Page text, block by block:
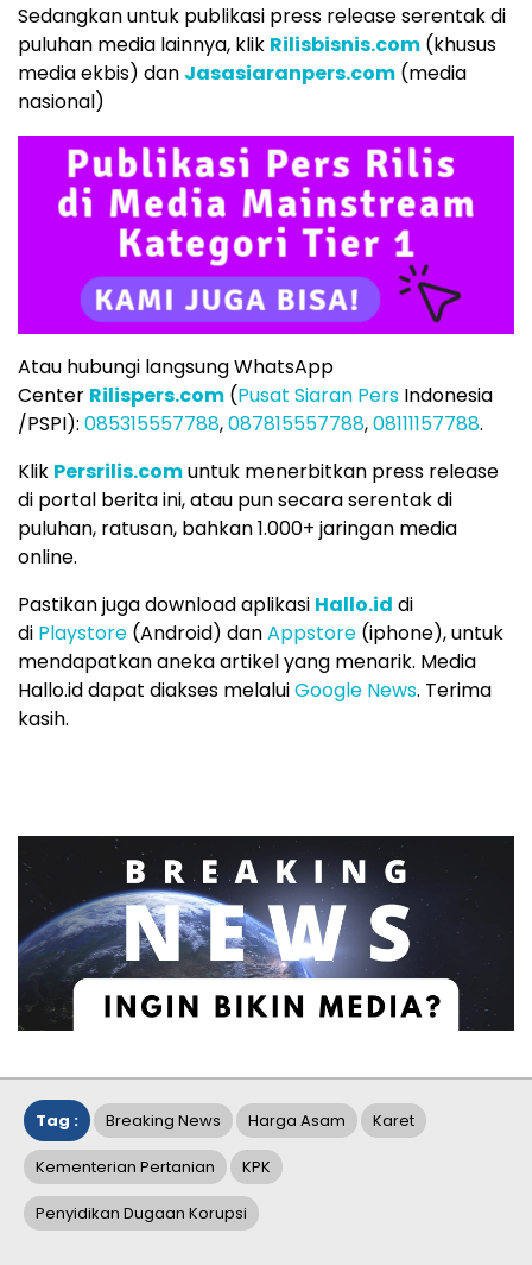
Sedangkan untuk publikasi press release serentak di
puluhan media lainnya, klik Rilisbisnis.com (khusus
media ekbis) dan Jasasiaranpers.com (media
nasional)
Atau hubungi langsung WhatsApp
Center Rilispers.com (Pusat Siaran Pers Indonesia
/PSPI): 085315557788,087815557788,08111157788.
Klik Persrilis.comuntuk menerbitkan press release
di portal berita ini, atau pun secara serentak di
puluhan, ratusan, bahkan 1.000+ jaringan media
online.
Pastikan juga download aplikasi Hallo.id di
di Playstore (Android) danAppstore (iphone), untuk
mendapatkan aneka artikel yang menarik. Media
Hallo.id dapat diakses melaluiGoogle News. Terima
kasih.
Tag : Breaking News Harga Asam Karet
Kementerian Pertanian KPK
Penyidikan Dugaan Korupsi